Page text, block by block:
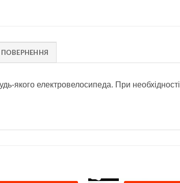
ПОВЕРНЕННЯ
якого електровелосипеда. При необхідності